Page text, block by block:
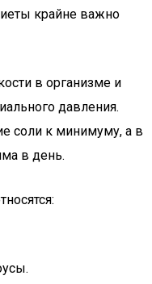
крайне важно
в организме и
давления.
соли к минимуму, а в
в день.